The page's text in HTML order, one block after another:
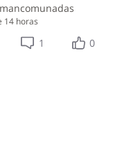
14 horas
1 0